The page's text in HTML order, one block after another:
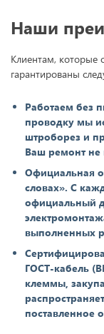
Наши
Клиентам,
гарантированы
Работаем без
проводку мы
штроборез и
Ваш ремонт не
Официальная
словах». С
официальный
выполненных
ГОСТ-кабель
клеммы,
поставленное